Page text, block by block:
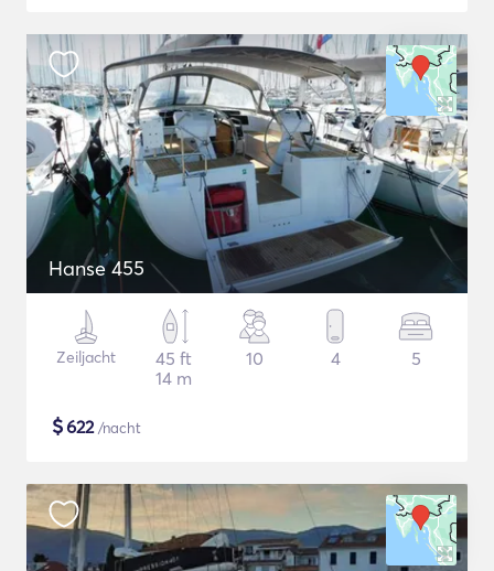
Hanse 455
Zeiljacht
45 ft
14 m
10 4 5
$622/nacht